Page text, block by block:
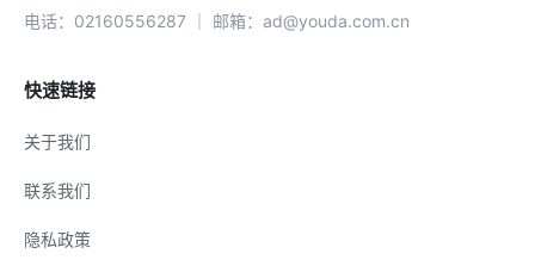
电话：02160556287 ｜ 邮箱：ad@youda.com.cn
快速链接
关于我们
联系我们
隐私政策